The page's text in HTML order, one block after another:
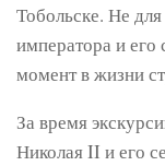
Тобольске. Не для
императора и
момент в жизни
За время
Николая II и его